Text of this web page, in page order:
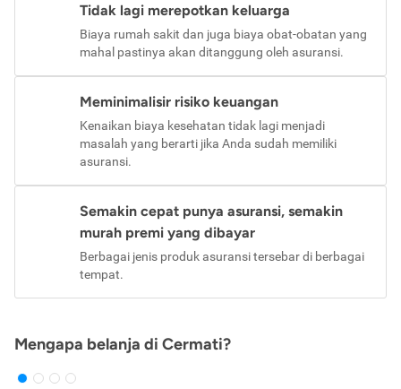
Tidak lagi merepotkan keluarga
Biaya rumah sakit dan juga biaya obat-obatan yang
mahal pastinya akan ditanggung oleh asuransi.
Meminimalisir risiko keuangan
Kenaikan biaya kesehatan tidak lagi menjadi
masalah yang berarti jika Anda sudah memiliki
asuransi.
Semakin cepat punya asuransi, semakin
murah premi yang dibayar
Berbagai jenis produk asuransi tersebar di berbagai
tempat.
Mengapa belanja di Cermati?